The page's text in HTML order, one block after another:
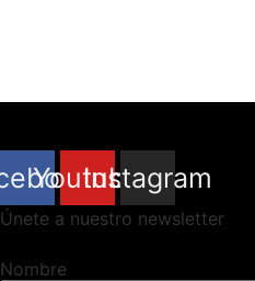
Youtube
Instagram
Únete a nuestro newsletter
Nombre